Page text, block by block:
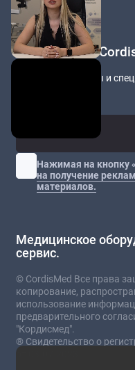
Подписка на
Новости медицины и
Нажимая на кнопку
на получение
материалов.
Медицинское
сервис.
© CordisMed Все права
копирование,
использование
предварительного
"Кордисмед".
® Свидетельство о
от 03.07.2023